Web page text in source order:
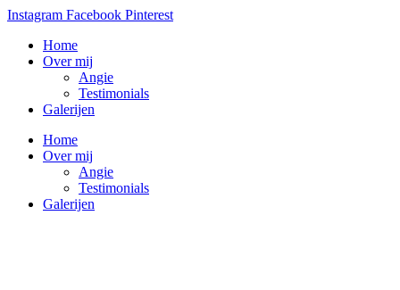
Instagram Facebook Pinterest
Home
Over mij
Angie
Testimonials
Galerijen
Home
Over mij
Angie
Testimonials
Galerijen